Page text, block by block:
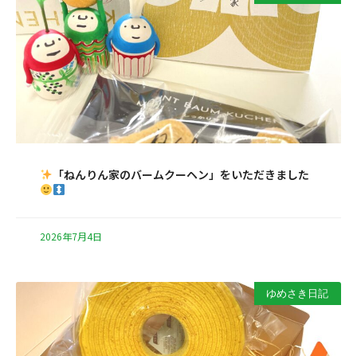
「ねんりん家のバームクーヘン」をいただきました
2026年7月4日
ゆめさき日記